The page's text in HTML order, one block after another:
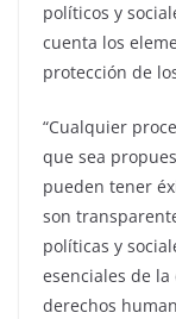
políticos y
cuenta los
protección de
“Cualquier
que sea
pueden tener
son
políticas y
esenciales de
derechos